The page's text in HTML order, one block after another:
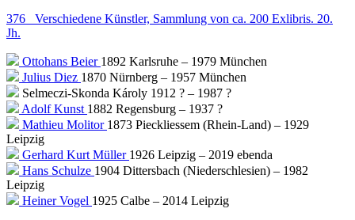
376 Verschiedene Künstler, Sammlung von ca. 200 Exlibris. 20.
Jh.
Ottohans Beier 1892 Karlsruhe – 1979 München
Julius Diez 1870 Nürnberg – 1957 München
Selmeczi-Skonda Károly 1912 ? – 1987 ?
Adolf Kunst 1882 Regensburg – 1937 ?
Mathieu Molitor 1873 Pieckliessem (Rhein-Land) – 1929
Leipzig
Gerhard Kurt Müller 1926 Leipzig – 2019 ebenda
Hans Schulze 1904 Dittersbach (Niederschlesien) – 1982
Leipzig
Heiner Vogel 1925 Calbe – 2014 Leipzig